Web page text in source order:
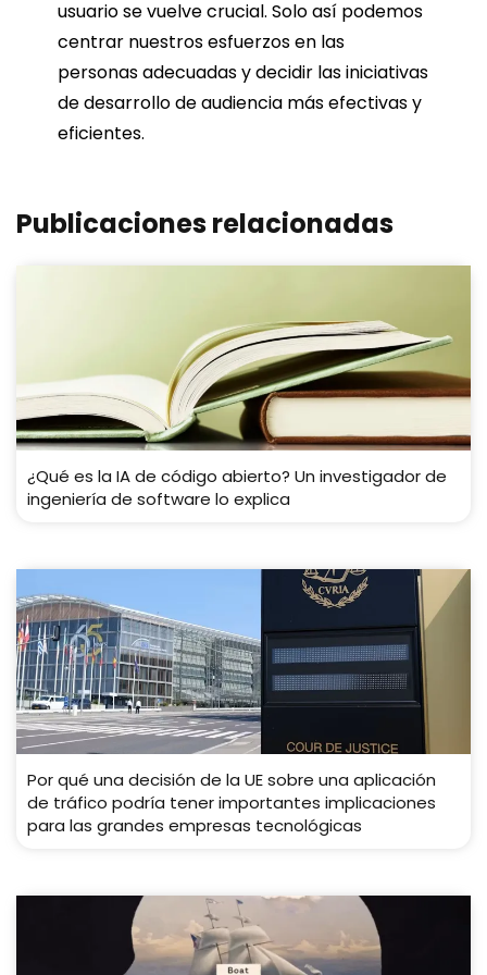
usuario se vuelve crucial. Solo así podemos
centrar nuestros esfuerzos en las
personas adecuadas y decidir las iniciativas
de desarrollo de audiencia más efectivas y
eficientes.
Publicaciones relacionadas
¿Qué es la IA de código abierto? Un investigador de
ingeniería de software lo explica
Por qué una decisión de la UE sobre una aplicación
de tráfico podría tener importantes implicaciones
para las grandes empresas tecnológicas